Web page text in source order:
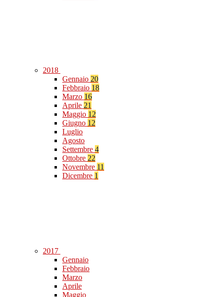
2018
Gennaio 20
Febbraio 18
Marzo 16
Aprile 21
Maggio 12
Giugno 12
Luglio
Agosto
Settembre 4
Ottobre 22
Novembre 11
Dicembre 1
2017
Gennaio
Febbraio
Marzo
Aprile
Maggio